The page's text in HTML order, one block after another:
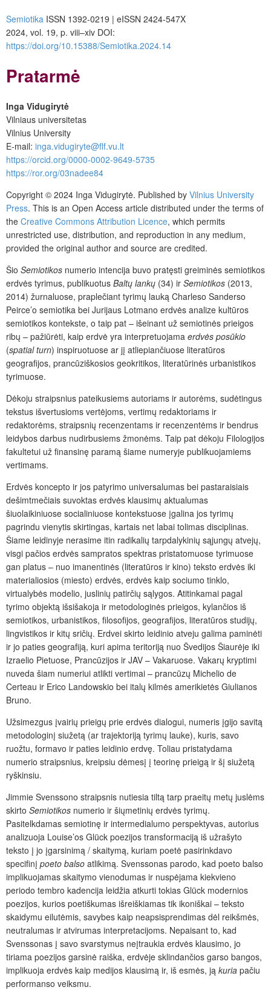
Semiotika ISSN 1392-0219 | eISSN 2424-547X
2024, vol. 19, p. viii–xiv DOI:
https://doi.org/10.15388/Semiotika.2024.14
Pratarmė
Inga Vidugirytė
Vilniaus universitetas
Vilnius University
E-mail: inga.vidugiryte@flf.vu.lt
https://orcid.org/0000-0002-9649-5735
https://ror.org/03nadee84
Copyright © 2024 Inga Vidugirytė. Published by Vilnius University
Press. This is an Open Access article distributed under the terms of
the Creative Commons Attribution Licence, which permits
unrestricted use, distribution, and reproduction in any medium,
provided the original author and source are credited.
Šio Semiotikos numerio intencija buvo pratęsti greiminės semiotikos
erdvės tyrimus, publikuotus Baltų lankų (34) ir Semiotikos (2013,
2014) žurnaluose, praplečiant tyrimų lauką Charleso Sanderso
Peirce’o semiotika bei Jurijaus Lotmano erdvės analize kultūros
semiotikos kontekste, o taip pat – išeinant už semiotinės prieigos
ribų – pažiūrėti, kaip erdvė yra interpretuojama erdvės posūkio
(spatial turn) inspiruotuose ar jį atliepiančiuose literatūros
geografijos, prancūziškosios geokritikos, literatūrinės urbanistikos
tyrimuose.
Dėkoju straipsnius pateikusiems autoriams ir autorėms, sudėtingus
tekstus išvertusioms vertėjoms, vertimų redaktoriams ir
redaktorėms, straipsnių recenzentams ir recenzentėms ir bendrus
leidybos darbus nudirbusiems žmonėms. Taip pat dėkoju Filologijos
fakultetui už finansinę paramą šiame numeryje publikuojamiems
vertimams.
Erdvės koncepto ir jos patyrimo universalumas bei pastaraisiais
dešimtmečiais suvoktas erdvės klausimų aktualumas
šiuolaikiniuose socialiniuose kontekstuose įgalina jos tyrimų
pagrindu vienytis skirtingas, kartais net labai tolimas disciplinas.
Šiame leidinyje nerasime itin radikalių tarpdalykinių sąjungų atvejų,
visgi pačios erdvės sampratos spektras pristatomuose tyrimuose
gan platus – nuo imanentinės (literatūros ir kino) teksto erdvės iki
materialiosios (miesto) erdvės, erdvės kaip sociumo tinklo,
virtualybės modelio, juslinių patirčių sąlygos. Atitinkamai pagal
tyrimo objektą išsišakoja ir metodologinės prieigos, kylančios iš
semiotikos, urbanistikos, filosofijos, geografijos, literatūros studijų,
lingvistikos ir kitų sričių. Erdvei skirto leidinio atveju galima paminėti
ir jo paties geografiją, kuri apima teritoriją nuo Švedijos Šiaurėje iki
Izraelio Pietuose, Prancūzijos ir JAV – Vakaruose. Vakarų kryptimi
nuveda šiam numeriui atlikti vertimai – prancūzų Michelio de
Certeau ir Erico Landowskio bei italų kilmės amerikietės Giulianos
Bruno.
Užsimezgus įvairių prieigų prie erdvės dialogui, numeris įgijo savitą
metodologinį siužetą (ar trajektoriją tyrimų lauke), kuris, savo
ruožtu, formavo ir paties leidinio erdvę. Toliau pristatydama
numerio straipsnius, kreipsiu dėmesį į teorinę prieigą ir šį siužetą
ryškinsiu.
Jimmie Svenssono straipsnis nutiesia tiltą tarp praeitų metų juslėms
skirto Semiotikos numerio ir šiųmetinių erdvės tyrimų.
Pasitelkdamas semiotinę ir intermedialumo perspektyvas, autorius
analizuoja Louise’os Glück poezijos transformaciją iš užrašyto
teksto į jo įgarsinimą / skaitymą, kuriam poetė pasirinkdavo
specifinį poeto balso atlikimą. Svenssonas parodo, kad poeto balso
implikuojamas skaitymo vienodumas ir nuspėjama kiekvieno
periodo tembro kadencija leidžia atkurti tokias Glück modernios
poezijos, kurios poetiškumas išreiškiamas tik ikoniškai – teksto
skaidymu eilutėmis, savybes kaip neapsisprendimas dėl reikšmės,
neutralumas ir atvirumas interpretacijoms. Nepaisant to, kad
Svenssonas į savo svarstymus neįtraukia erdvės klausimo, jo
tiriama poezijos garsinė raiška, erdvėje sklindančios garso bangos,
implikuoja erdvės kaip medijos klausimą ir, iš esmės, ją kuria pačiu
performanso veiksmu.